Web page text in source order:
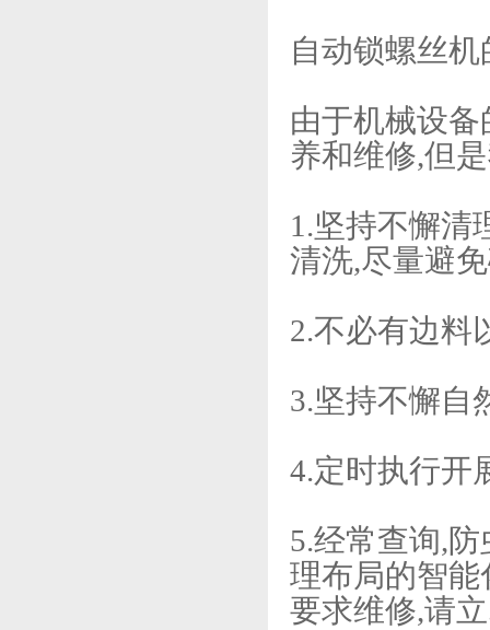
自动锁螺丝
由于机械设
养和维修,但
1.坚持不懈清
清洗,尽量避
2.不必有边料
3.坚持不懈自
4.定时执行开
5.经常查询,
理布局的智
要求维修,请